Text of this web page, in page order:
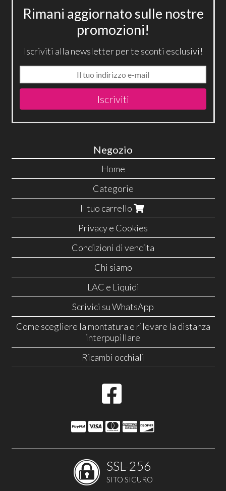
Rimani aggiornato sulle nostre
promozioni!
Iscriviti alla newsletter per te sconti esclusivi!
Iscriviti
Negozio
Home
Categorie
Il tuo carrello
Privacy e Cookies
Condizioni di vendita
Chi siamo
LAC e Liquidi
Scrivici su WhatsApp
Come scegliere la montatura e rilevare la distanza
interpupillare
Ricambi occhiali
SSL-256
SITO SICURO